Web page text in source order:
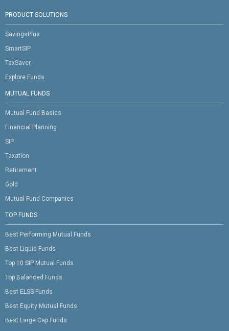
PRODUCT SOLUTIONS
SavingsPlus
SmartSIP
TaxSaver
Explore Funds
MUTUAL FUNDS
Mutual Fund Basics
Financial Planning
SIP
Taxation
Retirement
Gold
Mutual Fund Companies
TOP FUNDS
Best Performing Mutual Funds
Best Liquid Funds
Top 10 SIP Mutual Funds
Top Balanced Funds
Best ELSS Funds
Best Equity Mutual Funds
Best Large Cap Funds